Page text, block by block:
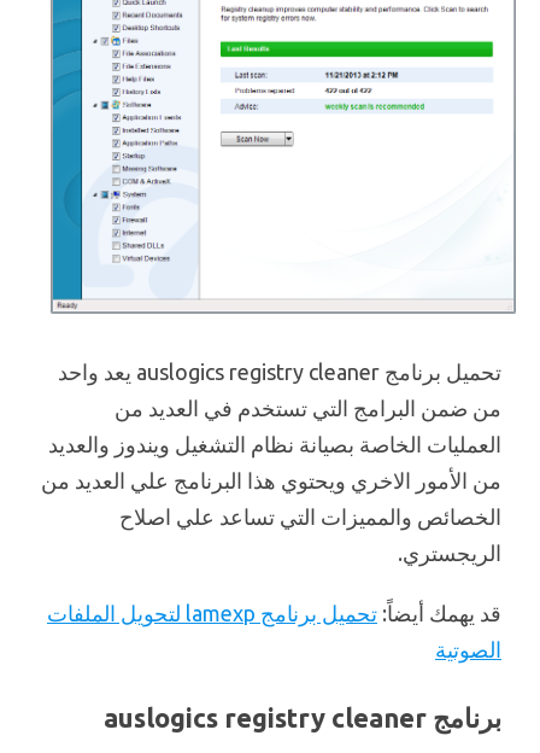
تحميل برنامج auslogics registry cleaner يعد واحد
من ضمن البرامج التي تستخدم في العديد من
العمليات الخاصة بصيانة نظام التشغيل ويندوز والعديد
من الأمور الاخري ويحتوي هذا البرنامج علي العديد من
الخصائص والمميزات التي تساعد علي اصلاح
الريجستري.
قد يهمك أيضاً:
تحميل برنامج lamexp لتحويل الملفات
الصوتية
برنامج auslogics registry cleaner